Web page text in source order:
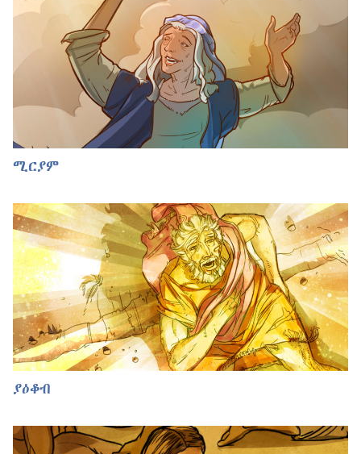
ሚርያም
ያዕቆብ